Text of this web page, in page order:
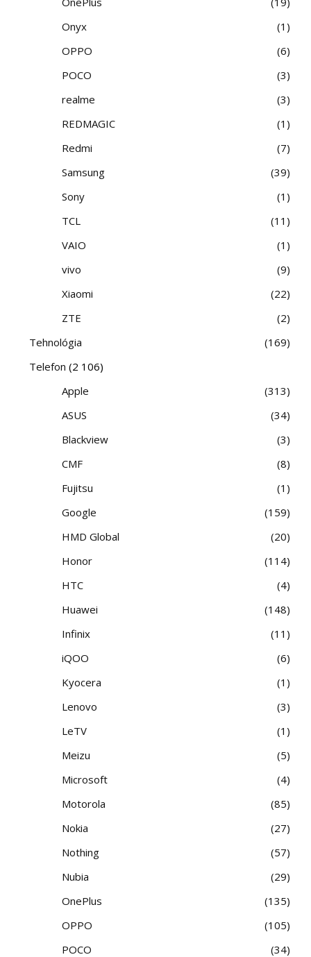
Onyx
1
OPPO
6
POCO
3
realme
3
REDMAGIC
1
Redmi
7
Samsung
39
Sony
1
TCL
11
VAIO
1
vivo
9
Xiaomi
22
ZTE
2
Tehnológia
169
Telefon (2 106)
Apple
313
ASUS
34
Blackview
3
CMF
8
Fujitsu
1
Google
159
HMD Global
20
Honor
114
HTC
4
Huawei
148
Infinix
11
iQOO
6
Kyocera
1
Lenovo
3
LeTV
1
Meizu
5
Microsoft
4
Motorola
85
Nokia
27
Nothing
57
Nubia
29
OnePlus
135
OPPO
105
POCO
34